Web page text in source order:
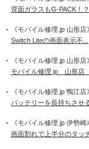
背面ガラスもG-PACK！？
《モバイル修理.jp 山形店》
Switch Liteの画面表示不...
《モバイル修理.jp 山形店》
モバイル修理 jp 山形店
《モバイル修理.jp 鴨江店》
バッテリーを長持ちさせ
《モバイル修理.jp 伊勢崎
画面割れで上半分のタッ